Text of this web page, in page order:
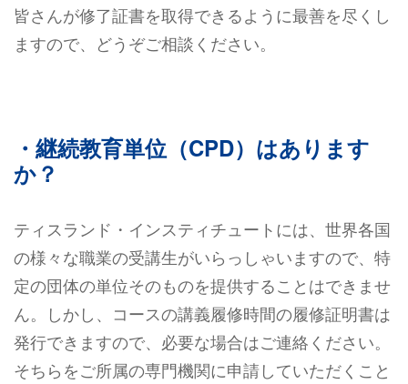
皆さんが修了証書を取得できるように最善を尽くし
ますので、どうぞご相談ください。
・継続教育単位（CPD）はあります
か？
ティスランド・インスティチュートには、世界各国
の様々な職業の受講生がいらっしゃいますので、特
定の団体の単位そのものを提供することはできませ
ん。しかし、コースの講義履修時間の履修証明書は
発行できますので、必要な場合はご連絡ください。
そちらをご所属の専門機関に申請していただくこと